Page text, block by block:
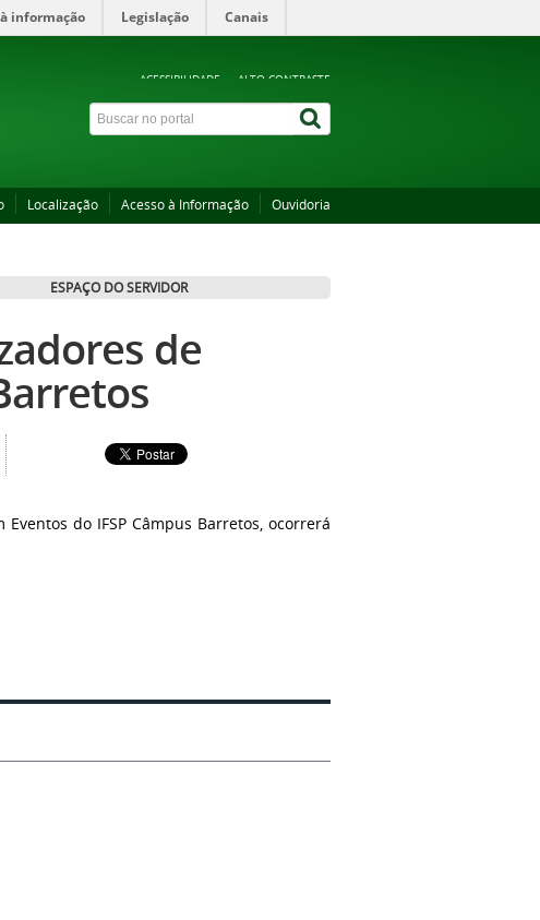
informação Legislação Canais
ACESSIBILIDADE ALTO CONTRASTE
Localização Acesso à Informação Ouvidoria
ESPAÇO DO SERVIDOR
de
do IFSP Câmpus Barretos, ocorrerá